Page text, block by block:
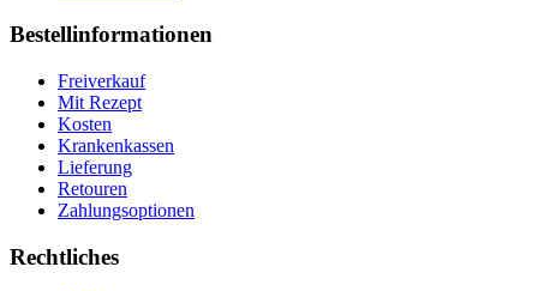
Bestellinformationen
Freiverkauf
Mit Rezept
Kosten
Krankenkassen
Lieferung
Retouren
Zahlungsoptionen
Rechtliches